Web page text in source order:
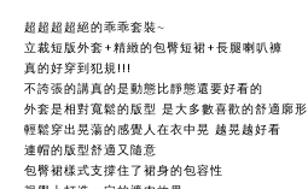
超超超超絕的乖乖套裝~
立裁短版外套+精緻的包臀短裙+長腿喇叭褲
真的好穿到犯規!!!
不誇張的講真的是動態比靜態還要好看的
外套是相對寬鬆的版型 是大多數喜歡的舒適廓形
輕鬆穿出晃蕩的感覺人在衣中晃 越晃越好看
連帽的版型舒適又隨意
包臀裙樣式支撐住了裙身的包容性